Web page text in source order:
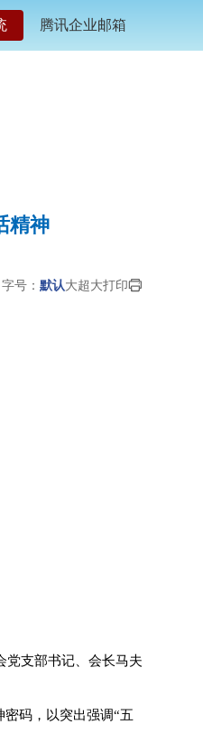
腾讯企业邮箱
精神
字号： 默认大超大打印
党支部书记、会长马夫
码，以突出强调“五